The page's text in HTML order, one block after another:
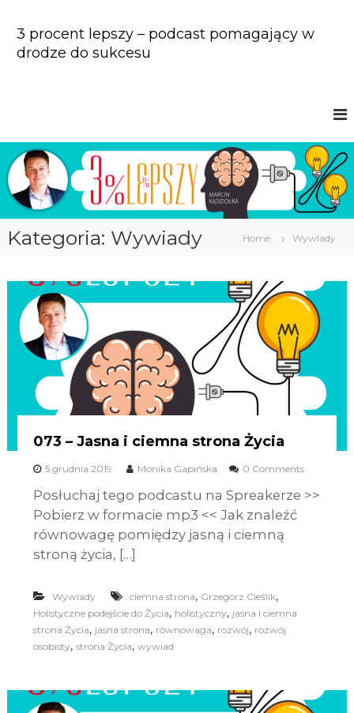
n
e
n
3 procent lepszy – podcast pomagający w
drodze do sukcesu
Kategoria: Wywiady Home Wywiady
073 – Jasna i ciemna strona Życia
5 grudnia 2019 Monika Gapińska 0 Comments
Posłuchaj tego podcastu na Spreakerze >>
Pobierz w formacie mp3 << Jak znaleźć
równowagę pomiędzy jasną i ciemną
stroną życia, […]
Wywiady ciemna strona, Grzegorz Cieślik,
Holistyczne podejście do Życia, holistyczny, jasna i ciemna
strona Życia, jasna strona, równowaga, rozwój, rozwój
osobisty, strona Życia, wywiad